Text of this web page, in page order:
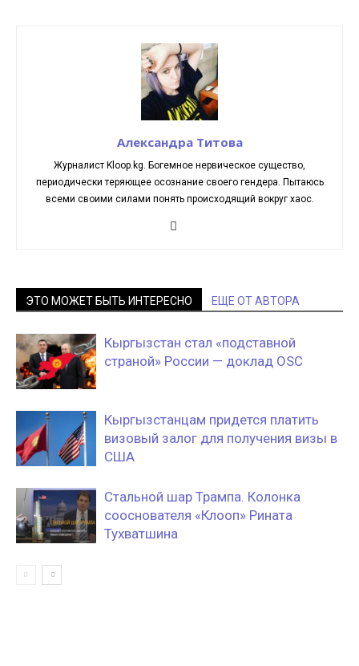
Александра Титова
Журналист Kloop.kg. Богемное нервическое существо,
периодически теряющее осознание своего гендера. Пытаюсь
всеми своими силами понять происходящий вокруг хаос.
ЭТО МОЖЕТ БЫТЬ ИНТЕРЕСНО ЕЩЕ ОТ АВТОРА
Кыргызстан стал «подставной
страной» России — доклад OSC
Кыргызстанцам придется платить
визовый залог для получения визы в
США
Стальной шар Трампа. Колонка
сооснователя «Клооп» Рината
Тухватшина